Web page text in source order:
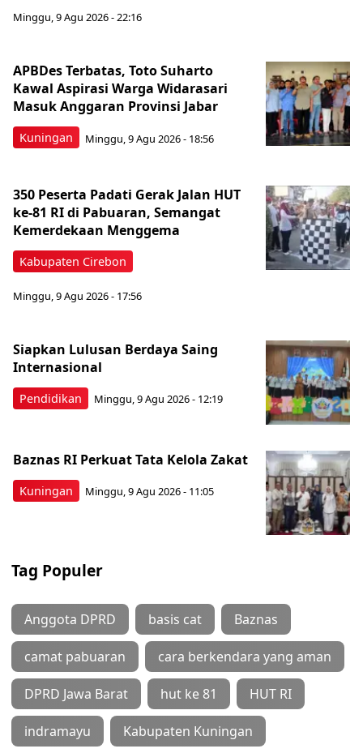
Minggu, 9 Agu 2026 - 22:16
Kuningan
APBDes Terbatas, Toto Suharto
Kawal Aspirasi Warga Widarasari
Masuk Anggaran Provinsi Jabar
Minggu, 9 Agu 2026 - 18:56
Kabupaten Cirebon
350 Peserta Padati Gerak Jalan HUT
ke-81 RI di Pabuaran, Semangat
Kemerdekaan Menggema
Minggu, 9 Agu 2026 - 17:56
Pendidikan
Siapkan Lulusan Berdaya Saing
Internasional
Minggu, 9 Agu 2026 - 12:19
Kuningan
Baznas RI Perkuat Tata Kelola Zakat
Minggu, 9 Agu 2026 - 11:05
Tag Populer
Anggota DPRD basis cat Baznas
camat pabuaran cara berkendara yang aman
DPRD Jawa Barat hut ke 81 HUT RI
indramayu Kabupaten Kuningan